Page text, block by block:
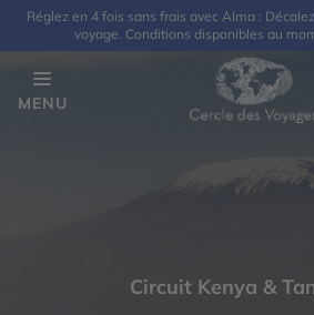
Réglez en 4 fois sans frais avec Alma :
voyage. Conditions disponibles au
MENU
Circuit Kenya &